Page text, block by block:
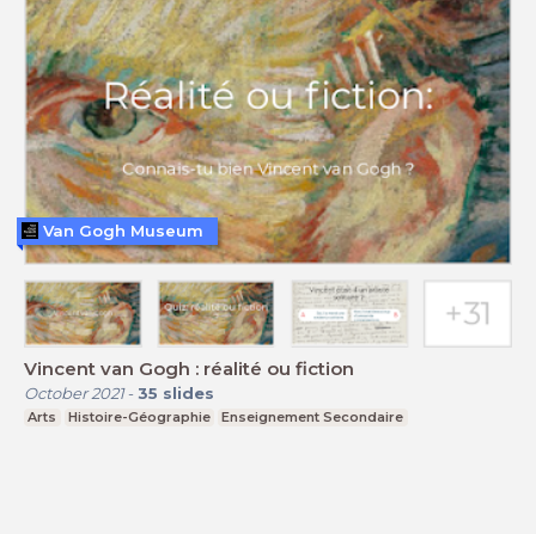
Vincent van Gogh : réalité ou fiction
October 2021- 35 slides
Arts Histoire-Géographie Enseignement Secondaire
Van Gogh Museum